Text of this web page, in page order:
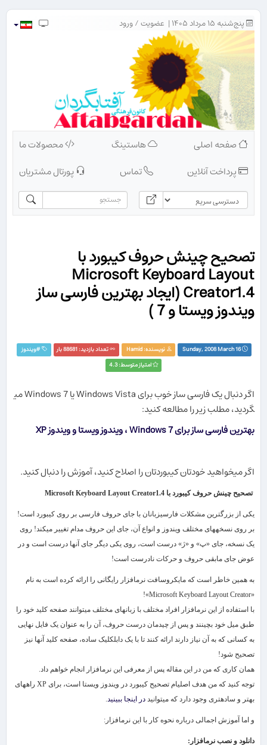
پنج‌شنبه ۱۵ مرداد ۱۴۰۵ | عضویت/ورود
صفحه اصلی هاستینگ
محصولات ما
پرداخت آنلاین
تماس پورتال مشتریان
تصحیح چینش حروف کیبورد با
Microsoft Keyboard Layout
Creator1.4 (ایجاد بهترین فارسی ساز
ویندوز ویستا و 7 )
Sunday, 2008 March 16 نویسنده:Hamid تعداد بازدید: 88681 بار #ويندوز
امتیاز متوسط: 4.3
اگر دنبال یک فارسی ساز خوب برای Windows Vista یا Windows 7 می​
گردید، مطلب زیر را مطالعه کنید:
بهترین فارسی ساز برای Windows 7 ، ویندوز ویستا و ویندوز XP
اگر می​خواهید خودتان کیبوردتان را اصلاح کنید، آموزش را دنبال کنید.
تصحیح چینش حروف کیبورد با Microsoft Keyboard Layout Creator1.4
یکی از بزرگ​ترین مشکلات فارسی​زبانان با جای حروف فارسی بر روی کیبورد است!
بر روی نسخه​های مختلف ویندوز و انواع آن، جای این حروف مدام تغییر می​کند! روی
یک نسخه، جای «پ» و «ژ» درست است، روی یکی دیگر جای آن​ها درست است و در
عوض جای مابقی حروف و حرکات نادرست است!
به همین خاطر است که مایکروسافت نرم​افزار رایگانی را ارائه کرده است به نام
«
Microsoft Keyboard Layout Creator
»!
با استفاده از این نرم​افزار افراد مختلف با زبان​های مختلف می​توانند صفحه کلید خود را
طبق میل خود بچینند و پس از چیدمان درست حروف، آن را به عنوان یک فایل نهایی
به کسانی که به آن نیاز دارند ارائه کنند تا با یک دابل​کلیک ساده، صفحه کلید ​آن​ها نیز
تصحیح شود!
همان کاری که من در این مقاله پس از معرفی این نرم​افزار انجام خواهم داد.
توجه کنید که من هدف اصلی​ام تصحیح کیبورد در ویندوز ویستا است، برای XP راه​های
بهتر و ساده​تری وجود دارد که می​توانید در اینجا ببینید.
و اما آموزش اجمالی درباره​ نحوه​ کار با این نرم​افزار:
دانلود و نصب نرم​افزار: